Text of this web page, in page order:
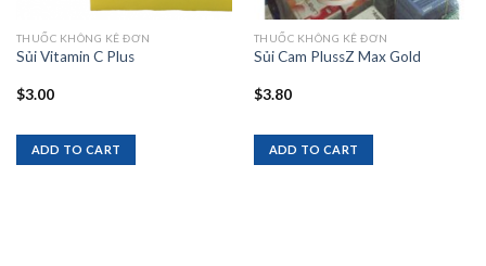
THUỐC KHÔNG KÊ ĐƠN
Sủi Vitamin C Plus
$3.00
ADD TO CART
THUỐC KHÔNG KÊ ĐƠN
Sủi Cam PlussZ Max Gold
$3.80
ADD TO CART